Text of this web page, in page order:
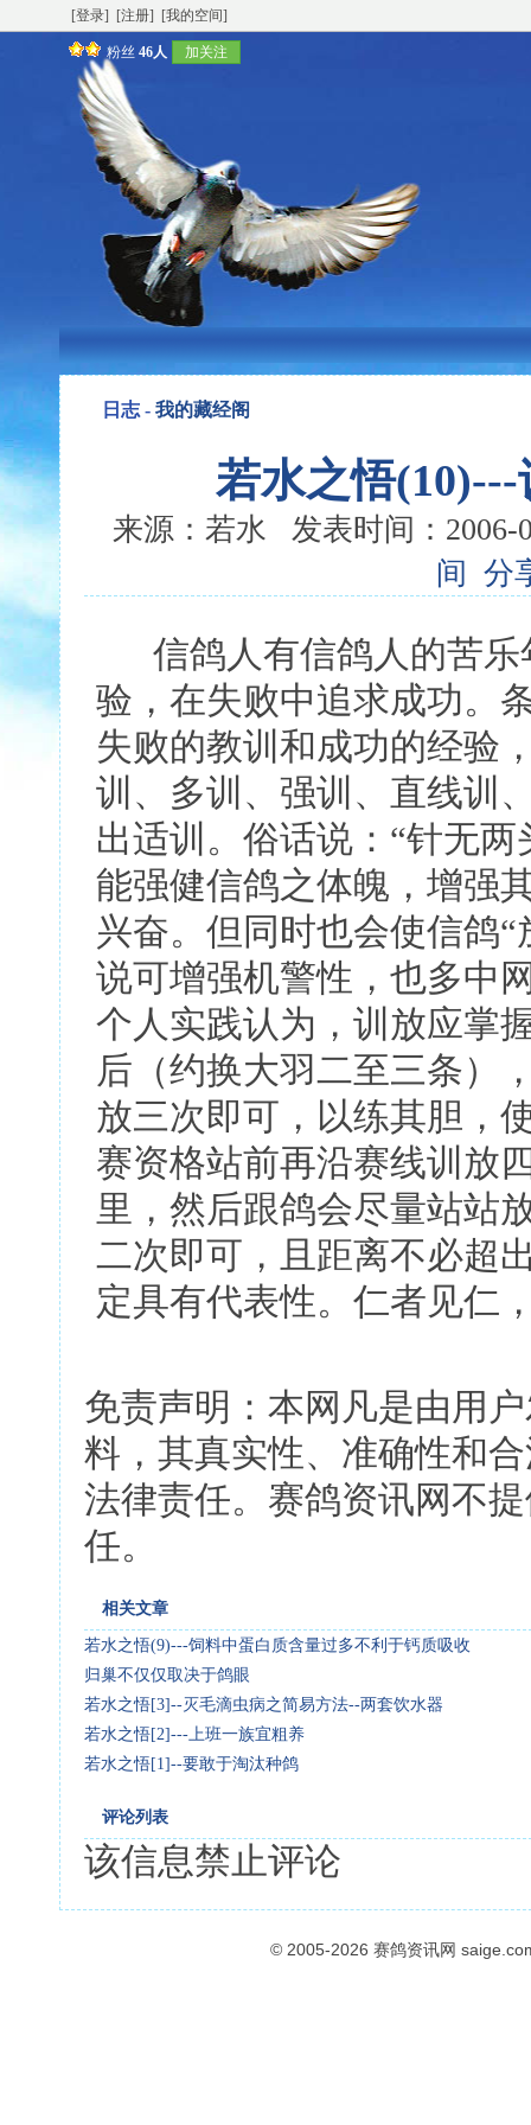
[登录] [注册] [我的空间]
粉丝 46人 加关注
日志 - 我的藏经阁
若水之悟
来源：若水 发表时间：
间
分
信鸽人有信鸽人的苦乐
验，在失败中追求成功。
失败的教训和成功的经验
训、多训、强训、直线训
出适训。俗话说：“针无
能强健信鸽之体魄，增强
兴奋。但同时也会使信鸽
说可增强机警性，也多中
个人实践认为，训放应掌
后（约换大羽二至三条）
放三次即可，以练其胆，
赛资格站前再沿赛线训放
里，然后跟鸽会尽量站站
二次即可，且距离不必超
定具有代表性。仁者见仁
免责声明：本网凡是由用
料，其真实性、准确性和
法律责任。赛鸽资讯网不
任。
相关文章
若水之悟(9)---饲料中蛋白质含量过多不利于钙质吸收
归巢不仅仅取决于鸽眼
若水之悟[3]--灭毛滴虫病之简易方法--两套饮水器
若水之悟[2]---上班一族宜粗养
若水之悟[1]--要敢于淘汰种鸽
评论列表
该信息禁止评论
© 2005-2026 赛鸽资讯网